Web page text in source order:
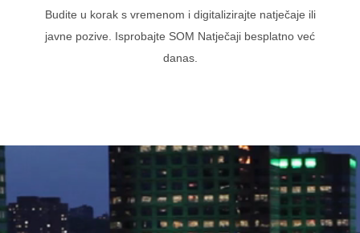
Budite u korak s vremenom i digitalizirajte natječaje ili
javne pozive. Isprobajte SOM Natječaji besplatno već
danas.